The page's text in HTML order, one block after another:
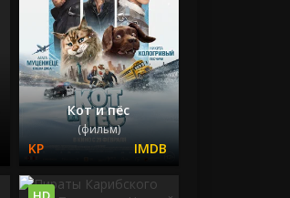
Кот и пёс
(фильм)